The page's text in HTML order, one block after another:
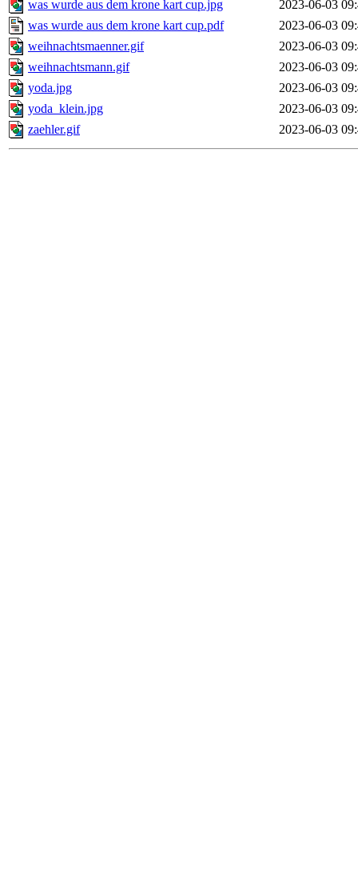
was wurde aus dem krone kart cup.jpg
2023-06-03
was wurde aus dem krone kart cup.pdf
2023-06-03
weihnachtsmaenner.gif
2023-06-03
weihnachtsmann.gif
2023-06-03
yoda.jpg
2023-06-03
yoda_klein.jpg
2023-06-03
zaehler.gif
2023-06-03